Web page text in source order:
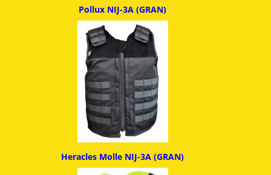
Pollux NIJ-3A (GRAN)
Heracles Molle NIJ-3A (GRAN)